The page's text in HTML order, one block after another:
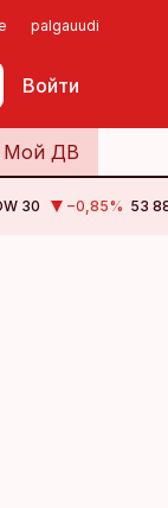
palgauudised.ee
Войти
Мой ДВ
30 −0,85% 53